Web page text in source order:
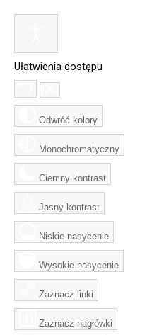
Ułatwienia dostępu
Odwróć kolory
Monochromatyczny
Ciemny kontrast
Jasny kontrast
Niskie nasycenie
Wysokie nasycenie
Zaznacz linki
Zaznacz nagłówki